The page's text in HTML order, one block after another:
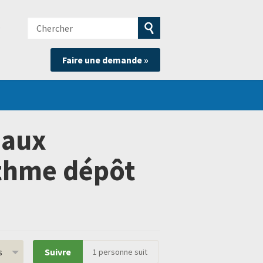
Chercher
Soumettre
la
recherche
Faire une demande »
dépôt
Suivre 1 personne suit